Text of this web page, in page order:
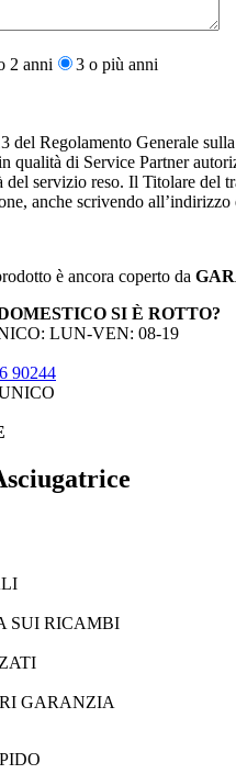
2 anni 3 o più anni
del Regolamento Generale
qualità di Service Partner
del servizio reso. Il Titolare del
anche scrivendo
è ancora coperto da
SI È ROTTO?
LUN-VEN: 08-19
90244
SUI RICAMBI
GARANZIA